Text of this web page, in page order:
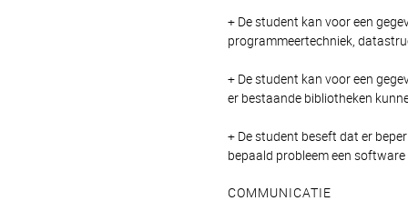
+ De student kan voor een
programmeertechniek,
+ De student kan voor een
er bestaande bibliotheken
+ De student beseft dat er
bepaald probleem een
COMMUNICATIE